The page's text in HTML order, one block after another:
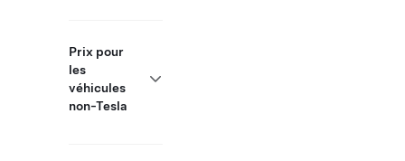
Prix pour
les
véhicules
non-Tesla